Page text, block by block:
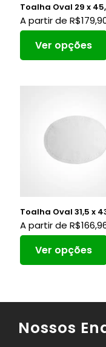
Toalha Oval 29 x
A partir de R$
Ver opções
Toalha Oval 31,5 x
A partir de R$
Ver opções
Nossos